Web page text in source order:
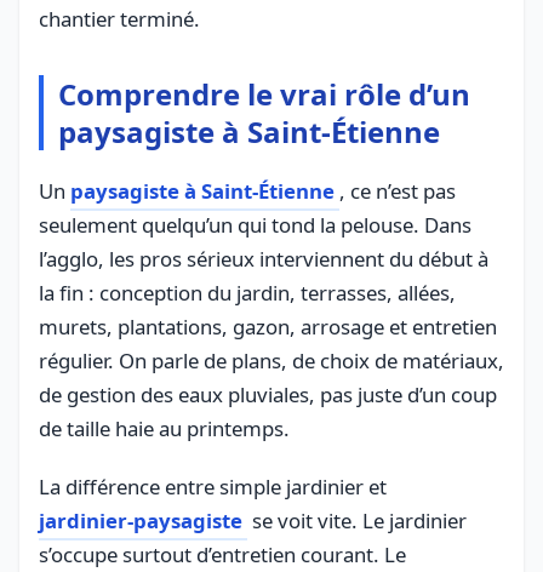
chantier terminé.
Comprendre le vrai rôle d’un
paysagiste à Saint-Étienne
Un paysagiste à Saint-Étienne , ce n’est pas
seulement quelqu’un qui tond la pelouse. Dans
l’agglo, les pros sérieux interviennent du début à
la fin : conception du jardin, terrasses, allées,
murets, plantations, gazon, arrosage et entretien
régulier. On parle de plans, de choix de matériaux,
de gestion des eaux pluviales, pas juste d’un coup
de taille haie au printemps.
La différence entre simple jardinier et
jardinier-paysagiste se voit vite. Le jardinier
s’occupe surtout d’entretien courant. Le